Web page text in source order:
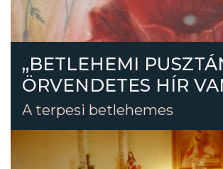
„BETLEHEMI
ÖRVENDETES HÍR
A terpesi betlehemes